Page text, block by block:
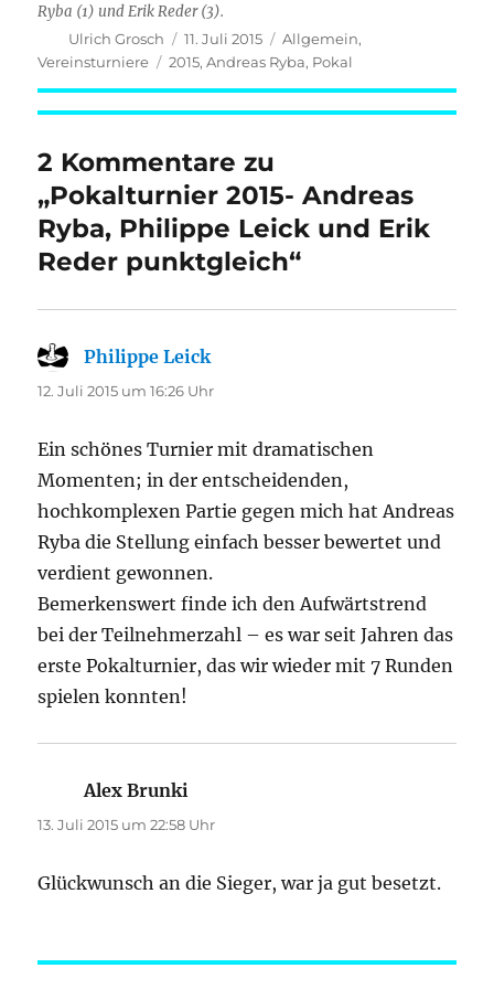
Ryba (1) und Erik Reder (3).
Autor
Ulrich Grosch
Veröffentlicht
am
11. Juli 2015 Kategorien
Allgemein,
Vereinsturniere
Schlagwörter
2015,Andreas Ryba, Pokal
2 Kommentare zu
„Pokalturnier 2015- Andreas
Ryba, Philippe Leick und Erik
Reder punktgleich“
Philippe Leick
12. Juli 2015 um 16:26 Uhr
Ein schönes Turnier mit dramatischen
Momenten; in der entscheidenden,
hochkomplexen Partie gegen mich hat Andreas
Ryba die Stellung einfach besser bewertet und
verdient gewonnen.
Bemerkenswert finde ich den Aufwärtstrend
bei der Teilnehmerzahl – es war seit Jahren das
erste Pokalturnier, das wir wieder mit 7 Runden
spielen konnten!
Alex Brunki
13. Juli 2015 um 22:58 Uhr
Glückwunsch an die Sieger, war ja gut besetzt.